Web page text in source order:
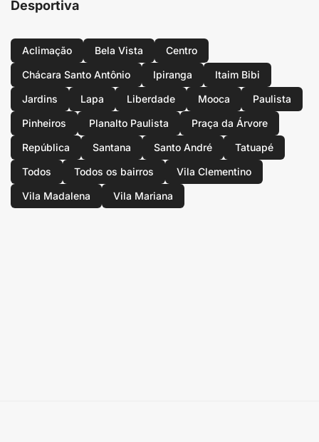
Desportiva
Aclimação Bela Vista
Centro
Chácara Santo Antônio
Ipiranga
Itaim Bibi
Jardins
Lapa Liberdade Mooca
Paulista
Pinheiros
Planalto Paulista
Praça da Árvore
República
Santana Santo André
Tatuapé
Todos
Todos os bairros
Vila Clementino
Vila Madalena
Vila Mariana